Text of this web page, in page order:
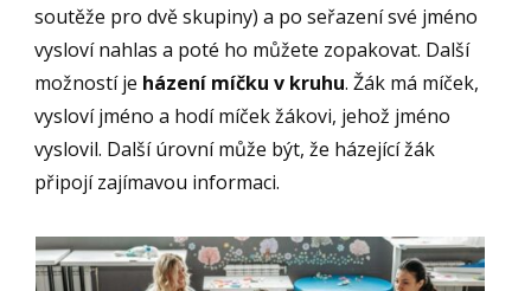
soutěže pro dvě skupiny) a po seřazení své jméno
vysloví nahlas a poté ho můžete zopakovat. Další
možností je házení míčku v kruhu. Žák má míček,
vysloví jméno a hodí míček žákovi, jehož jméno
vyslovil. Další úrovní může být, že házející žák
připojí zajímavou informaci.